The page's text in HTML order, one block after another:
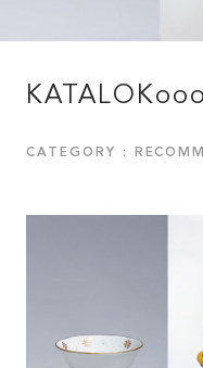
CATEGORY :